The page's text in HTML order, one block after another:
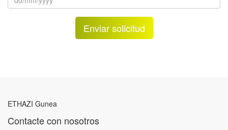
Enviar solicitud
ETHAZI Gunea
Contacte con nosotros